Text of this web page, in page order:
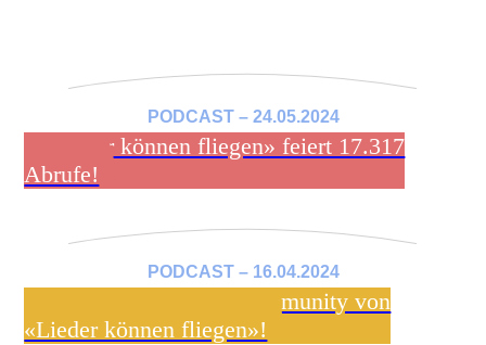
PODCAST – 24.05.2024
«Lieder können fliegen» feiert 17.317
Abrufe!
PODCAST – 16.04.2024
Werde Mitglied der Community von
«Lieder können fliegen»!